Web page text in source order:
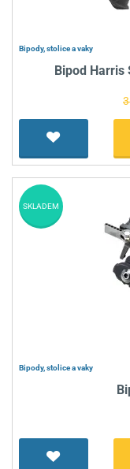
Bipody, stolice a vaky
Bipod Harris
Bipody, stolice a vaky
SKLADEM